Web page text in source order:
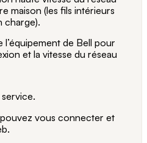
maison (les fils intérieurs
charge).
l’équipement de Bell pour
et la vitesse du réseau
service.
vous connecter et